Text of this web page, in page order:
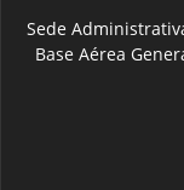
Sede
Base Aérea